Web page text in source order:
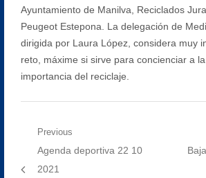
Ayuntamiento de Manilva, Reciclados
Peugeot Estepona. La delegación de
dirigida por Laura López, considera muy
reto, máxime si sirve para concienciar a
importancia del reciclaje.
Navegación
de
Previous
Previous
post:
Agenda deportiva 22 10
2021